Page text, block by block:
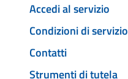
Accedi al servizio
Condizioni di servizio
Contatti
Strumenti di tutela